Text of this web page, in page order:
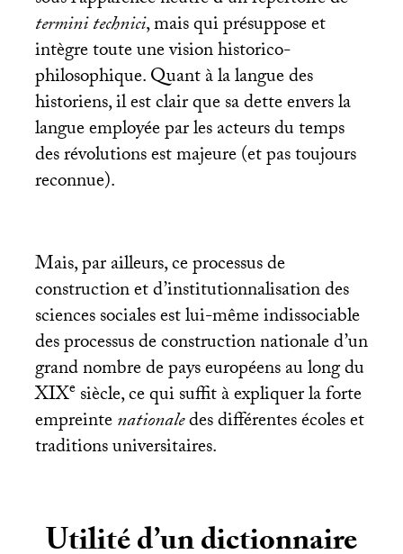
terminitechnici, mais qui présuppose et
intègre toute une vision historico-
philosophique. Quant à la langue des
historiens, il est clair que sa dette envers la
langue employée par les acteurs du temps
des révolutions est majeure (et pas toujours
reconnue).
Mais, par ailleurs, ce processus de
construction et d’institutionnalisation des
sciences sociales est lui-même indissociable
des processus de construction nationale d’un
grand nombre de pays européens au long du
XIXesiècle, ce qui suffit à expliquer la forte
empreintenationaledes différentes écoles et
traditions universitaires.